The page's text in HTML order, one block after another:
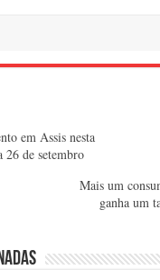
em Assis nesta
de setembro
Mais um
ganha um